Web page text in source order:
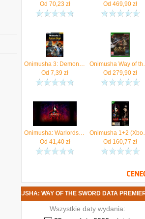
Od 70,23 zł
Od 469,90 zł
Onimusha 3: Demon Siege - poradnik do gry (PDF)
Od 7,39 zł
Od 279,90 zł
Onimusha: Warlords (Digital)
Od 41,40zł
Od 160,77 zł
ONIMUSHA: WAY OF THE SWORD DATA
Wszystkie daty wydania: